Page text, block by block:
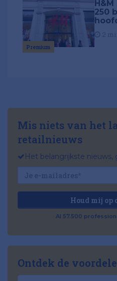
Premium
250
Mis niets van het
retailnieuws
Het belangrijkste nieuws,
Houd mij op
Al 57.500
Ontdek de